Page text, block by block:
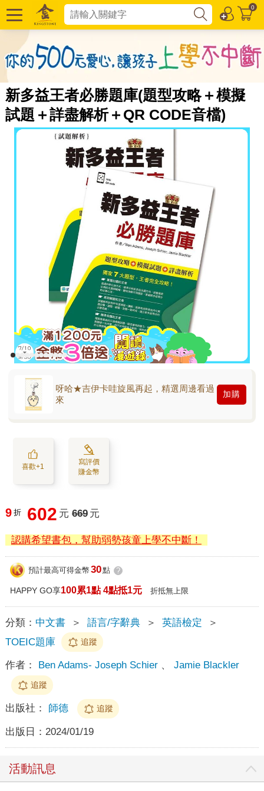
0
新多益王者必勝題庫(題型攻略＋模擬
試題＋詳盡解析＋QR CODE音檔)
呀哈★吉伊卡哇旋風再起，精選周邊看過
來
加購
喜歡+1
寫評價
賺金幣
9 折 602 元 669 元
認購希望書包，幫助弱勢孩童上學不中斷！
預計最高可得金幣 30點 ?
HAPPY GO享100累1點 4點抵1元 折抵無上限
分類： 中文書 ＞ 語言/字辭典 ＞ 英語檢定
＞
TOEIC題庫
追蹤
作者： Ben Adams- Joseph Schier、 Jamie Blackler
追蹤
出版社： 師德 追蹤
出版日： 2024/01/19
活動訊息